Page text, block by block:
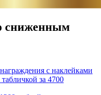
сниженным
с наклейками
за 4700